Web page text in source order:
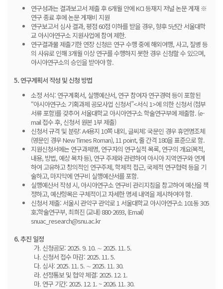
연구성과는 결과보고서 제출 후 6개월 안에 KCI 등재지 저널 논문 게재 ※
연구 종료 후에 논문 게재비 지원
연구보고서 심사 결과, 평점 60점 이하를 받을 경우, 향후 5년간 서울대학
교 아시아연구소 지원사업에 참여 제한.
연구결과물 제출기한 연장 신청은 연구 수행 중에 해외여행, 사고, 질병 등
의 사유로 인해 3개월 이상 연구를 수행하지 못한 경우 신청할 수 있으며,
아시아연구소의 승인을 받아야 함.
5. 연구계획서 작성 및 신청 방법
소정 서식: 연구계획서, 실행예산서, 연구 참여자 연구경력 등이 포함된
“아시아연구소 기획과제 공모사업 신청서”<서식 1>에 의한 신청서 (첨부
서류 포함)를 갖추어 서울대학교 아시아연구소 학술연구부에 제출함. (e-
mail 접수 후, 신청서 원본 1부 제출)
신청서 규격 및 분량: A4용지 10쪽 내외, 글씨체: 국문인 경우 휴먼명조체
(영문인 경우 New Times Roman), 11 point, 줄 간격 180을 표준으로 함.
지원신청서에는 연구과제명, 연구자의 연구실적 목록, 연구의 개요(목적,
내용, 방법, 예상 목차 등), 연구 주제와 관련하여 아시아 지역연구와 연계
하여 고유하고 창의적인 연구주제, 학제적 접근, 국제적 연구협력 등을 기
술하고, 마지막에 연구비 실행예산서를 포함.
실행예산서 작성 시, 아시아연구소 연구비 관리지침을 참고하여 예산을 책
정하고, 예산항목은 구체적이고 자세한 명세 내역을 제시하여야 함.
신청서 제출: 서울시 관악구 관악로 1 서울대학교 아시아연구소 101동 305
호;학술연구부, 최희진 (교내) 880-2693, (Email)
snuac_research@snu.ac.kr
6. 추진 일정
가. 신청공모: 2025. 9. 10. ∼ 2025. 11. 5.
나. 신청서 접수 마감: 2025. 11. 5.
다. 심사: 2025. 11. 5. ∼ 2025. 11. 30.
라. 선정통보 및 협약 체결: 2025. 12. 1.
마. 연구 기간: 2025. 12. 1. ~ 2026. 11. 30.